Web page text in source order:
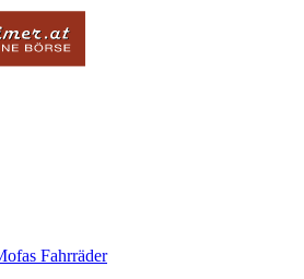
Fahrräder